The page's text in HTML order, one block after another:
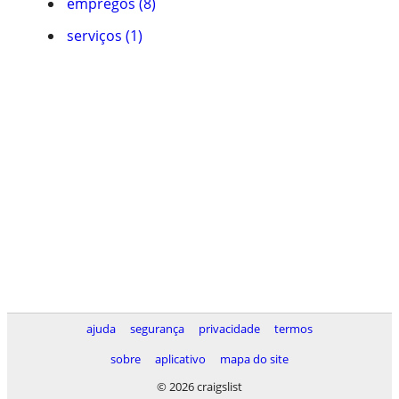
serviços (1)
ajuda segurança privacidade
termos
sobre
aplicativo
mapa do site
© 2026 craigslist